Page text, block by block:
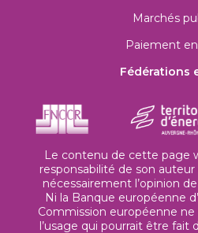
Marchés
Paiement
Fédérations
Le contenu de cette page
responsabilité de son
nécessairement l’opinion
Ni la Banque européenne
Commission européenne
l’usage qui pourrait être fait